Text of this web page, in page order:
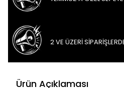
2 VE ÜZERİ
Ürün Açıklaması